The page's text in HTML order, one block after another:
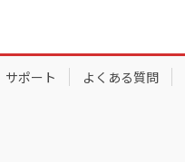
サポート よくある質問